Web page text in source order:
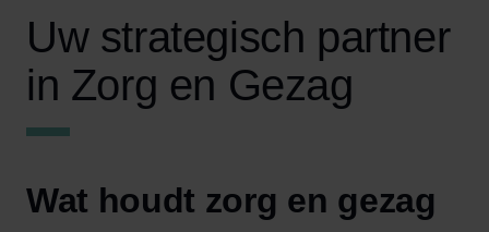
Uw strategisch partner
in Zorg en Gezag
Wat houdt zorg en gezag